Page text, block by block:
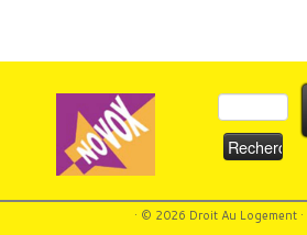
Rechercher :
· © 2026 Droit Au Logement·